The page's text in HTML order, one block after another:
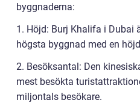
byggnaderna:
1. Höjd: Burj Khalifa i Dubai
högsta byggnad med en
2. Besöksantal: Den
mest besökta
miljontals besökare.